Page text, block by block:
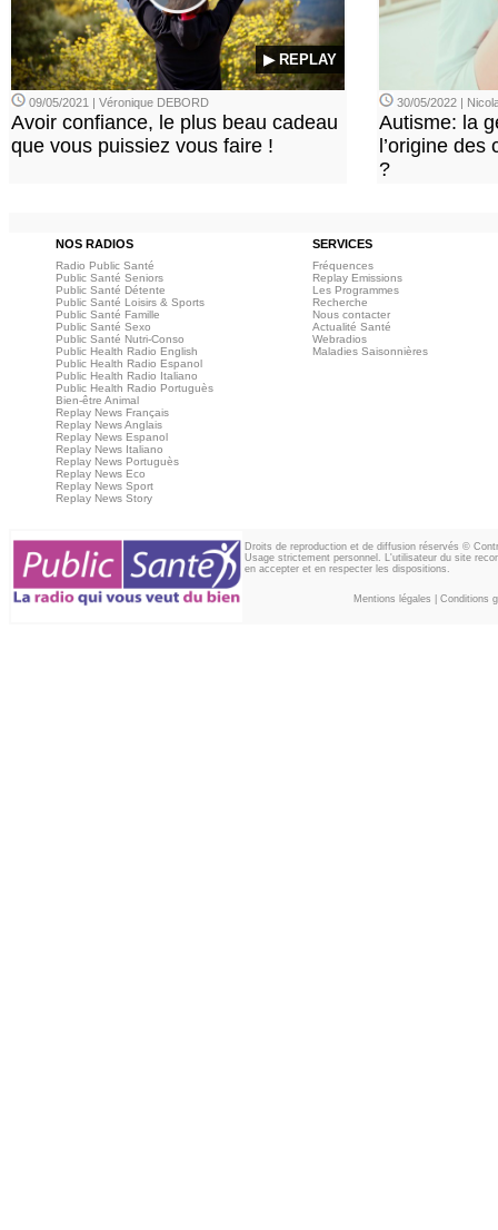
▶ REPLAY
09/05/2021 | Véronique DEBORD
Avoir confiance, le plus beau cadeau
que vous puissiez vous faire !
30/05/2022 |
Autisme: la
l’origine
?
NOS RADIOS SERVICES
Radio Public Santé
Public Santé Seniors
Public Santé Détente
Public Santé Loisirs & Sports
Public Santé Famille
Public Santé Sexo
Public Santé Nutri-Conso
Public Health Radio English
Public Health Radio Espanol
Public Health Radio Italiano
Public Health Radio Portuguès
Bien-être Animal
Replay News Français
Replay News Anglais
Replay News Espanol
Replay News Italiano
Replay News Portuguès
Replay News Eco
Replay News Sport
Replay News Story
Fréquences
Replay Emissions
Les Programmes
Recherche
Nous contacter
Actualité Santé
Webradios
Maladies Saisonnières
Droits de reproduction et de diffusion réservés ©
Usage strictement personnel. L'utilisateur du site
en accepter et en respecter les dispositions.
Mentions légales Conditions